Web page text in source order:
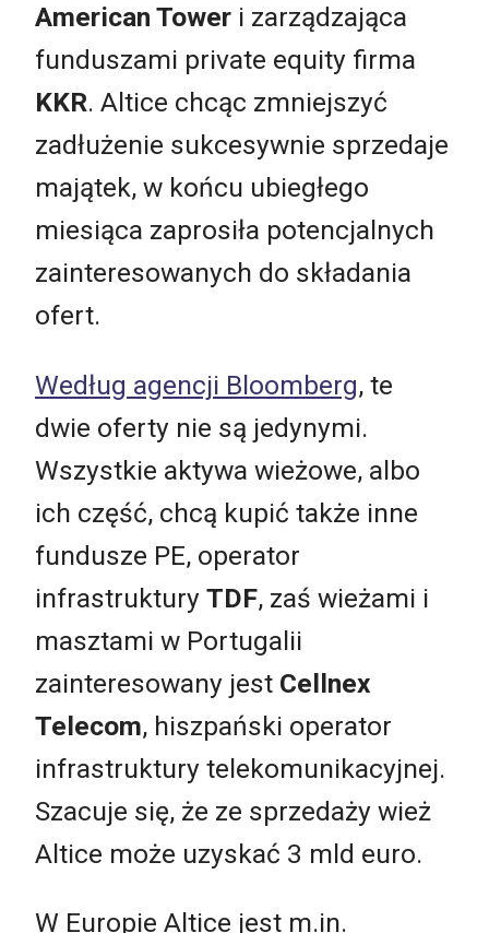
American Tower i zarządzająca
funduszami private equity firma
KKR. Altice chcąc zmniejszyć
zadłużenie sukcesywnie sprzedaje
majątek, w końcu ubiegłego
miesiąca zaprosiła potencjalnych
zainteresowanych do składania
ofert.
Według agencji Bloomberg, te
dwie oferty nie są jedynymi.
Wszystkie aktywa wieżowe, albo
ich część, chcą kupić także inne
fundusze PE, operator
infrastruktury TDF, zaś wieżami i
masztami w Portugalii
zainteresowany jest Cellnex
Telecom, hiszpański operator
infrastruktury telekomunikacyjnej.
Szacuje się, że ze sprzedaży wież
Altice może uzyskać 3 mld euro.
W Europie Altice jest m.in.